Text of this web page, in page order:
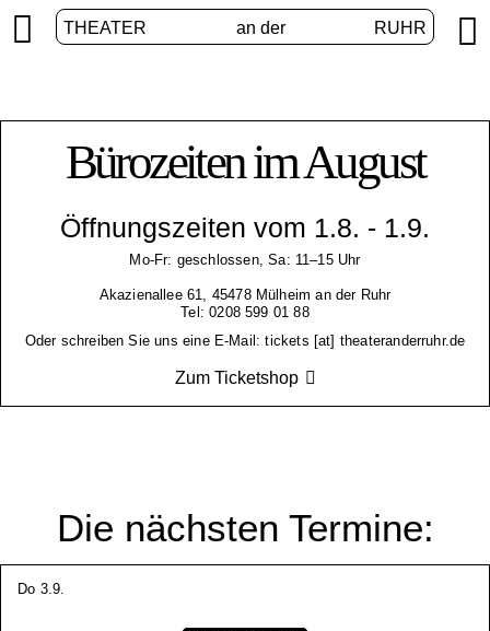
THEATER an der RUHR
 
Bürozeiten im August
Öffnungszeiten vom 1.8. - 1.9.
Mo-Fr: geschlossen, Sa: 11–15 Uhr
Akazienallee 61, 45478 Mülheim an der Ruhr
Tel: 0208 599 01 88
Oder schreiben Sie uns eine E-Mail: tickets [at] theateranderruhr.de
Zum Ticketshop
Die nächsten Termine:
Do 3.9.